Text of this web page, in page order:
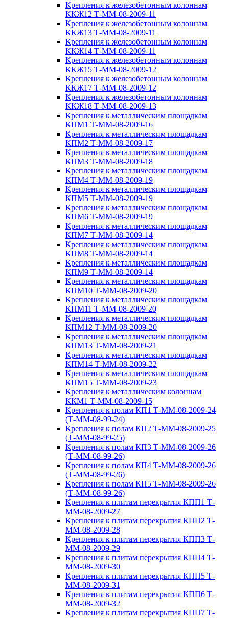
Крепления к железобетонным колоннам
ККЖ12 Т-ММ-08-2009-11
Крепления к железобетонным колоннам
ККЖ13 Т-ММ-08-2009-11
Крепления к железобетонным колоннам
ККЖ14 Т-ММ-08-2009-11
Крепления к железобетонным колоннам
ККЖ15 Т-ММ-08-2009-12
Крепления к железобетонным колоннам
ККЖ17 Т-ММ-08-2009-12
Крепления к железобетонным колоннам
ККЖ18 Т-ММ-08-2009-13
Крепления к металлическим площадкам
КПМ1 Т-ММ-08-2009-16
Крепления к металлическим площадкам
КПМ2 Т-ММ-08-2009-17
Крепления к металлическим площадкам
КПМ3 Т-ММ-08-2009-18
Крепления к металлическим площадкам
КПМ4 Т-ММ-08-2009-19
Крепления к металлическим площадкам
КПМ5 Т-ММ-08-2009-19
Крепления к металлическим площадкам
КПМ6 Т-ММ-08-2009-19
Крепления к металлическим площадкам
КПМ7 Т-ММ-08-2009-14
Крепления к металлическим площадкам
КПМ8 Т-ММ-08-2009-14
Крепления к металлическим площадкам
КПМ9 Т-ММ-08-2009-14
Крепления к металлическим площадкам
КПМ10 Т-ММ-08-2009-20
Крепления к металлическим площадкам
КПМ11 Т-ММ-08-2009-20
Крепления к металлическим площадкам
КПМ12 Т-ММ-08-2009-20
Крепления к металлическим площадкам
КПМ13 Т-ММ-08-2009-21
Крепления к металлическим площадкам
КПМ14 Т-ММ-08-2009-22
Крепления к металлическим площадкам
КПМ15 Т-ММ-08-2009-23
Крепления к металлическим колоннам
ККМ1 Т-ММ-08-2009-15
Крепления к полам КП1 Т-ММ-08-2009-24
(Т-ММ-08-99-24)
Крепления к полам КП2 Т-ММ-08-2009-25
(Т-ММ-08-99-25)
Крепления к полам КП3 Т-ММ-08-2009-26
(Т-ММ-08-99-26)
Крепления к полам КП4 Т-ММ-08-2009-26
(Т-ММ-08-99-26)
Крепления к полам КП5 Т-ММ-08-2009-26
(Т-ММ-08-99-26)
Крепления к плитам перекрытия КПП1 Т-
ММ-08-2009-27
Крепления к плитам перекрытия КПП2 Т-
ММ-08-2009-28
Крепления к плитам перекрытия КПП3 Т-
ММ-08-2009-29
Крепления к плитам перекрытия КПП4 Т-
ММ-08-2009-30
Крепления к плитам перекрытия КПП5 Т-
ММ-08-2009-31
Крепления к плитам перекрытия КПП6 Т-
ММ-08-2009-32
Крепления к плитам перекрытия КПП7 Т-